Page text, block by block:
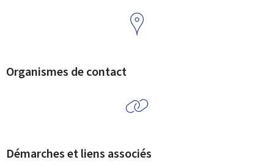
Organismes de contact
Démarches et liens associés